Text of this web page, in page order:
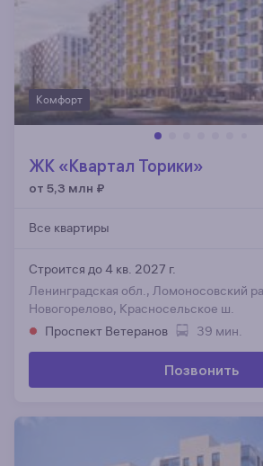
Комфорт
ЖК «Квартал Торики»
от 5,3 млн ₽
Все квартиры
Строится до 4 кв. 2027 г.
Ленинградская обл., Ломоносовский
Новогорелово, Красносельское ш.
Проспект Ветеранов
39 мин.
Позвонить